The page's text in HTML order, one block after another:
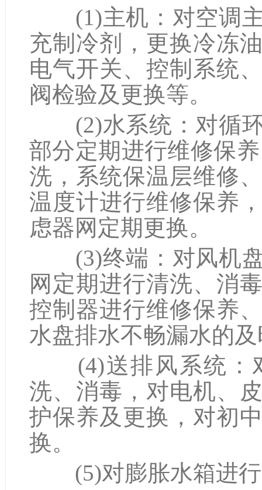
(1)主机：对空调主
充制冷剂，更换冷冻
电气开关、控制系统
阀检验及更换等。
(2)水系统：对循环
部分定期进行维修保
洗，系统保温层维修
温度计进行维修保养
虑器网定期更换。
(3)终端：对风机盘
网定期进行清洗、消
控制器进行维修保养
水盘排水不畅漏水的
(4)送排风系统：
洗、消毒，对电机、
护保养及更换，对初
换。
(5)对膨胀水箱进行